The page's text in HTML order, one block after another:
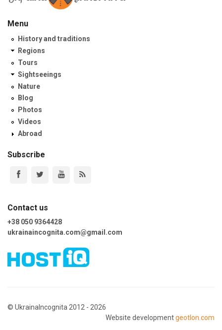
Menu
History and traditions
Regions
Tours
Sightseeings
Nature
Blog
Photos
Videos
Abroad
Subscribe
Contact us
+38 050 9364428
ukrainaincognita.com@gmail.com
© UkrainaIncognita 2012 - 2026
Website developmentgeotlon.com